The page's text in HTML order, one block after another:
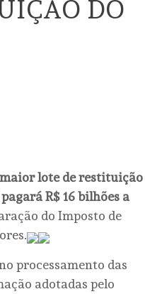
DO
lote de restituição
R$ 16 bilhões a
do Imposto de
processamento das
adotadas pelo